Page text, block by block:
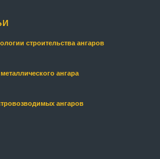
строительства ангаров
ангара
ангаров